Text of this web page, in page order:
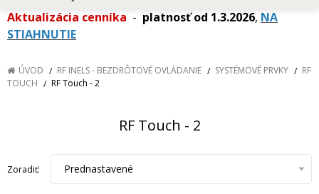
Aktualizácia cenníka - platnosť od 1.3.2026, NA
STIAHNUTIE
ÚVOD RF INELS - BEZDRÔTOVÉ OVLÁDANIE SYSTÉMOVÉ PRVKY
RF
TOUCH
RF Touch - 2
RF Touch - 2
Zoradiť: Prednastavené